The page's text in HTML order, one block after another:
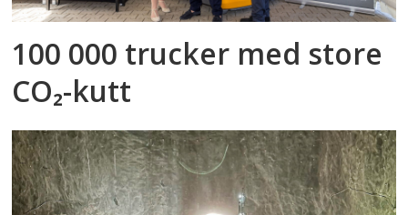
100 000 trucker med store
CO₂-kutt